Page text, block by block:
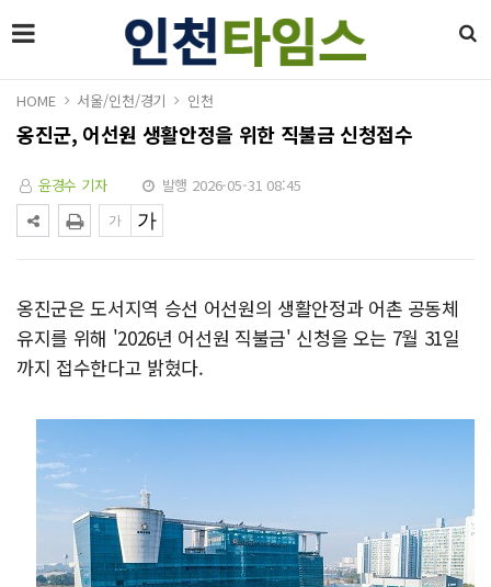
HOME 서울/인천/경기 인천
옹진군, 어선원 생활안정을 위한 직불금 신청접수
윤경수 기자 발행 2026-05-31 08:45
옹진군은 도서지역 승선 어선원의 생활안정과 어촌 공동체
유지를 위해 '2026년 어선원 직불금' 신청을 오는 7월 31일
까지 접수한다고 밝혔다.